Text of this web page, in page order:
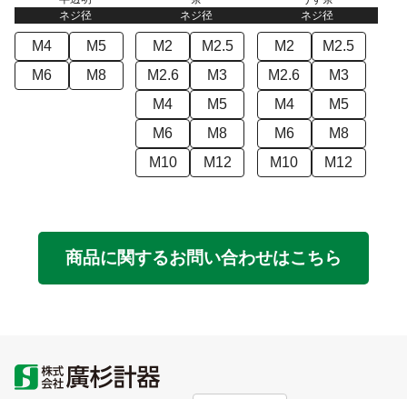
ネジ径
M4
M5
M6
M8
ネジ径
M2
M2.5
M2.6
M3
M4
M5
M6
M8
M10
M12
ネジ径
M2
M2.5
M2.6
M3
M4
M5
M6
M8
M10
M12
商品に関するお問い合わせはこちら